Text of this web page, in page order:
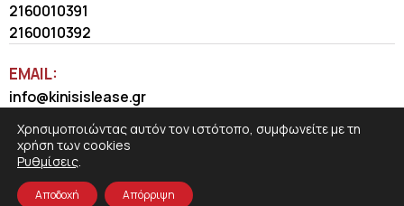
2160010391
2160010392
EMAIL:
info@kinisislease.gr
Χρησιμοποιώντας αυτόν τον ιστότοπο, συμφωνείτε με τη
χρήση των cookies
Ρυθμίσεις.
Αποδοχή Απόρριψη